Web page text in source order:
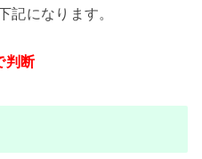
記になります。
判断